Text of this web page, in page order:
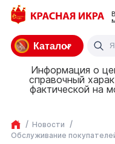
Каталог
Информация о
справочный
фактической на
Новости
Обслуживание